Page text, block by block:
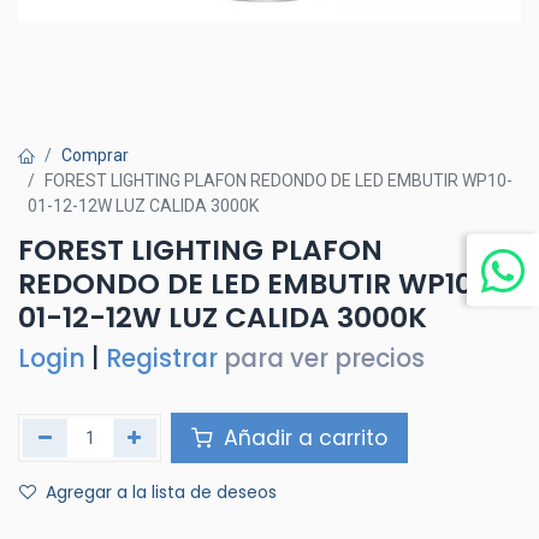
Comprar
FOREST LIGHTING PLAFON REDONDO DE LED EMBUTIR WP10-
01-12-12W LUZ CALIDA 3000K
FOREST LIGHTING PLAFON
REDONDO DE LED EMBUTIR WP10-
01-12-12W LUZ CALIDA 3000K
Login Registrar para ver precios
Añadir a carrito
Agregar a la lista de deseos